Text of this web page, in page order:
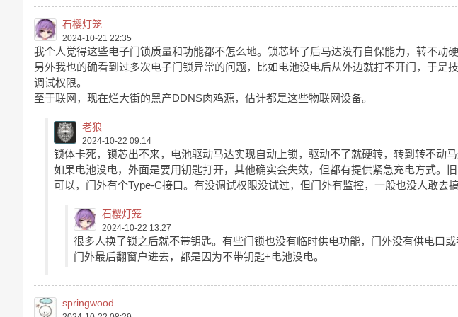
石樱灯笼
2024-10-21 22:35
我个人觉得这些电子门锁质量和功能都不怎么地。锁芯坏了后马达没有自保能力，转不动
另外我也的确看到过多次电子门锁异常的问题，比如电池没电后从外边就打不开门，于是
调试权限。
至于联网，现在烂大街的黑产DDNS肉鸡源，估计都是这些物联网设备。
老狼
2024-10-22 09:14
锁体卡死，锁芯出不来，电池驱动马达实现自动上锁，驱动不了就硬转，转到转不动马
如果电池没电，外面是要用钥匙打开，其他确实会失效，但都有提供紧急充电方式。
可以，门外有个Type-C接口。有没调试权限没试过，但门外有监控，一般也没人敢去搞
石樱灯笼
2024-10-22 13:27
很多人换了锁之后就不带钥匙。有些门锁也没有临时供电功能，门外没有供电口
门外最后翻窗户进去，都是因为不带钥匙+电池没电。
springwood